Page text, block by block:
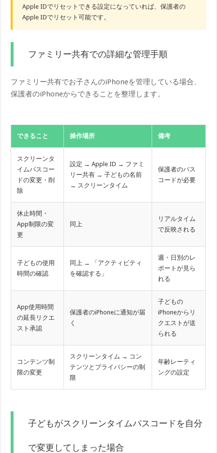
Apple IDでリセットできる設定になっていれば、保護者の
Apple IDでリセット可能です。
ファミリー共有での詳細な管理手順
ファミリー共有でお子さんのiPhoneを管理している場合、
保護者のiPhoneからできることを整理します。
できること 操作場所 備考
スクリーンタ
イムパスコー
ドの変更・削
除
設定 → Apple ID → ファミ
リー共有 → 子どもの名前
→ スクリーンタイム
保護者のパス
コードが必要
休止時間・
App制限の変
更
同上
リアルタイム
で反映される
子どもの使用
時間の確認
同上 → 「アクティビティ
を確認する」
週・日別のレ
ポートが見ら
れる
App使用時間
の延長リクエ
スト承認
保護者のiPhoneに通知が届
く
子どもの
iPhoneからリ
クエストが送
られる
コンテンツ制
限の変更
スクリーンタイム → コン
テンツとプライバシーの制
限
年齢レーティ
ングの設定
子どもがスクリーンタイムパスコードを自分
で変更してしまった場合